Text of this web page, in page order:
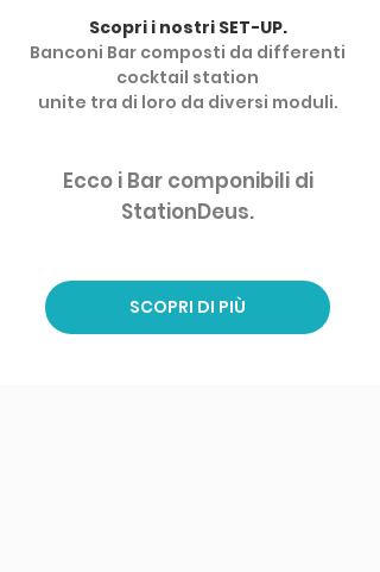
Scopri i nostri SET-UP.
Banconi Bar composti da differenti
cocktail station
unite tra di loro da diversi moduli.
Ecco i Bar componibili di
StationDeus.
SCOPRI DI PIÙ